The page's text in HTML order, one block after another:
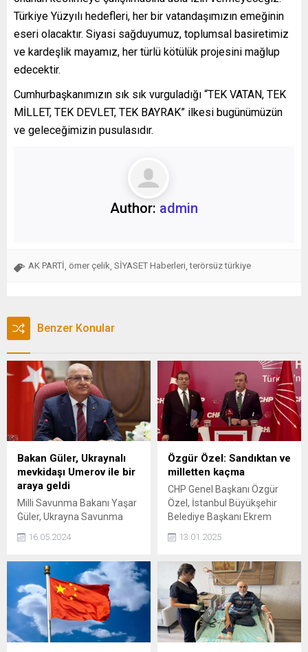
Türkiye Yüzyılı hedefleri, her bir vatandaşımızın emeğinin
eseri olacaktır. Siyasi sağduyumuz, toplumsal basiretimiz
ve kardeşlik mayamız, her türlü kötülük projesini mağlup
edecektir.
Cumhurbaşkanımızın sık sık vurguladığı “TEK VATAN, TEK
MİLLET, TEK DEVLET, TEK BAYRAK” ilkesi bugünümüzün
ve geleceğimizin pusulasıdır.
Author: admin
AK PARTİ ömer çelik SİYASET Haberleri ,terörsüz türkiye
Benzer Konular
Bakan Güler, Ukraynalı
mevkidaşı Umerov ile bir
araya geldi
Milli Savunma Bakanı Yaşar
Güler, Ukrayna Savunma
görüştü.
16.05.2024
Özgür Özel: Sandıktan ve
milletten kaçma
CHP Genel Başkanı Özgür
Özel, İstanbul Büyükşehir
Belediye Başkanı Ekrem
açıklama yaparak, Beşiktaş
Akpolat'ın gözaltına
alınmasına tepki gösterdi.
13.01.2025